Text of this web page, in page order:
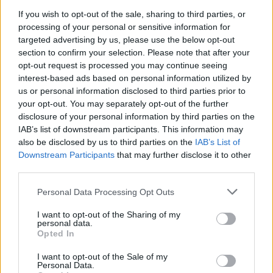
If you wish to opt-out of the sale, sharing to third parties, or
processing of your personal or sensitive information for
targeted advertising by us, please use the below opt-out
section to confirm your selection. Please note that after your
opt-out request is processed you may continue seeing
interest-based ads based on personal information utilized by
us or personal information disclosed to third parties prior to
your opt-out. You may separately opt-out of the further
disclosure of your personal information by third parties on the
IAB’s list of downstream participants. This information may
also be disclosed by us to third parties on the IAB’s List of
Downstream Participants that may further disclose it to other
Please note that this website/app uses one or more Google
not limited to your visit or usage behaviour. You may click to
grant or deny consent to Google and its third-party tags to
use your data for below specified purposes in below Google
consent section.
Personal Data Processing Opt Outs
I want to opt-out of the Sharing of my
personal data.
Opted In
I want to opt-out of the Sale of my
Personal Data.
ce
b
o
o
k
it
te
r
te
re
st
at
s
A
p
p
a
re
Articolo precedente
Prossimo articolo
NOTIZIE RECENTI
Incendi, a San Pasquale arriva il Campo Base:
l’inaugurazione
Andrea Mura conquista Palau: grande
partecipazione per il suo racconto
Calangianus, allarme sul centro accoglienza